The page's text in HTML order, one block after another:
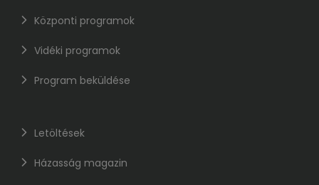
Központi programok
Vidéki programok
Program beküldése
Letöltések
Házasság magazin